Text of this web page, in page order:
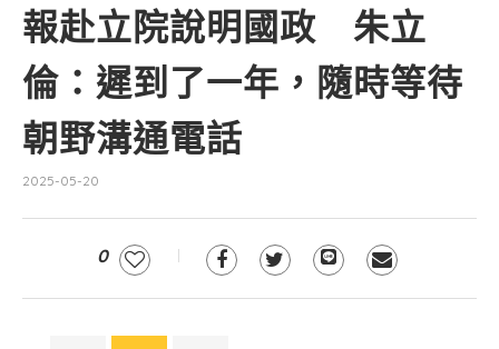
報赴立院說明國政 朱立
倫：遲到了一年，隨時等待
朝野溝通電話
2025-05-20
0